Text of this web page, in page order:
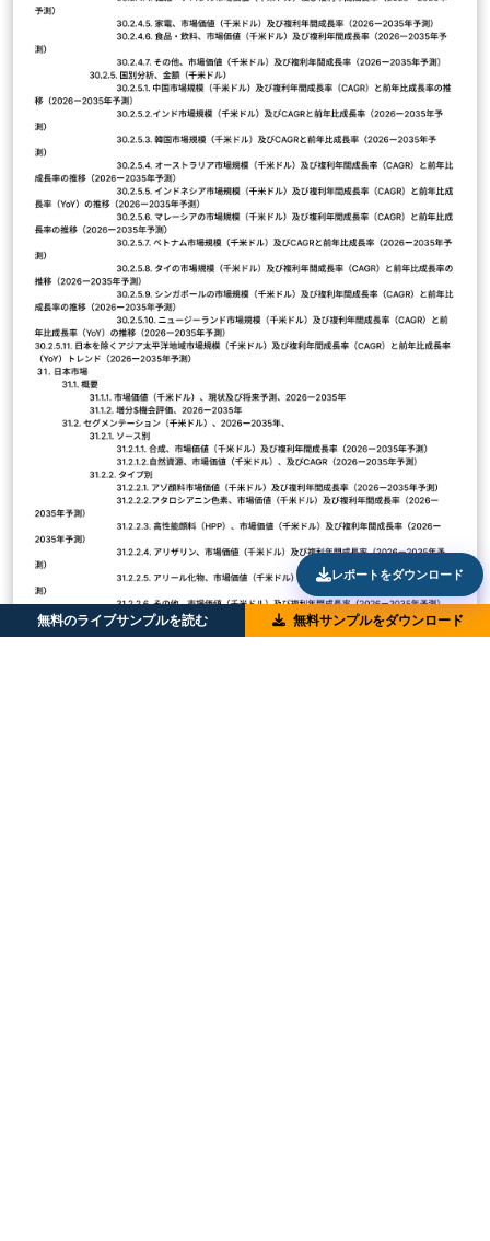
無料のライブサンプルを読む 無料サンプルをダウンロード
レポートをダウンロード